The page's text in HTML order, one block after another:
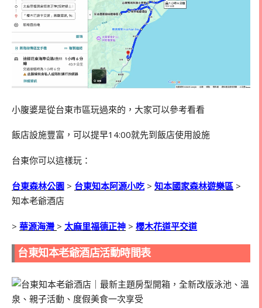
小腹婆是從台東市區玩過來的，大家可以參考看看
飯店設施豐富，可以提早14:00就先到飯店使用設施
台東你可以這樣玩：
台東森林公園 > 台東知本阿源小吃 > 知本國家森林遊樂區 >
知本老爺酒店
> 華源海灣 > 太麻里福德正神 > 櫻木花道平交道
台東知本老爺酒店活動時間表